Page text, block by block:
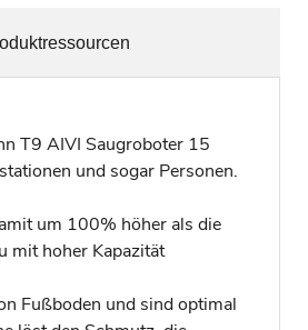
T9 AIVI Saugroboter 15
und sogar Personen.
um 100% höher als die
mit hoher Kapazität
Fußboden und sind optimal